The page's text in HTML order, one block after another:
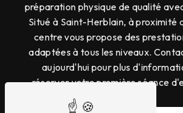
préparation physique de qualité
Situé à Saint-Herblain, à proximité
centre vous propose des
adaptées à tous les niveaux.
aujourd'hui pour plus
réserver votre première séance